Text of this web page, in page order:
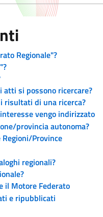
Regionale"?
atti si possono ricercare?
risultati di una ricerca?
vengo indirizzato
provincia autonoma?
Province
regionali?
il Motore Federato
e ripubblicati